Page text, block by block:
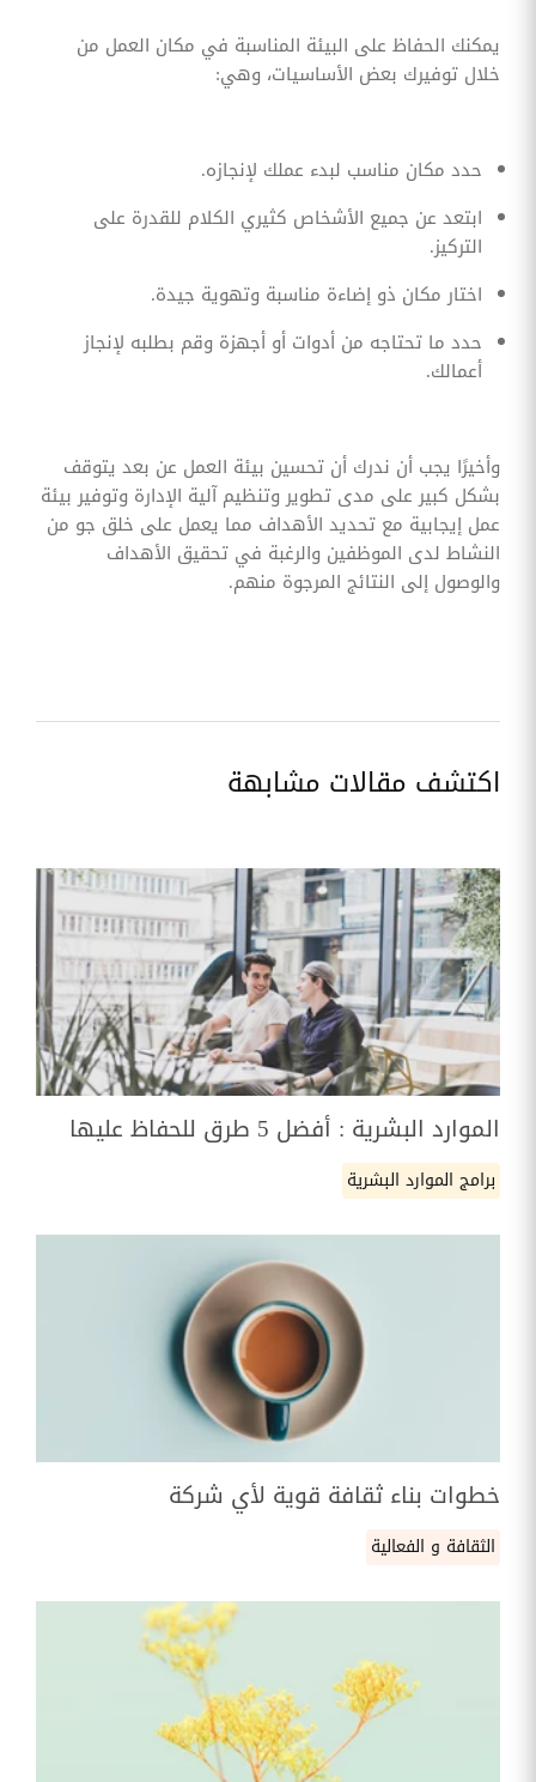
يمكنك الحفاظ على البيئة المناسبة في مكان العمل من
خلال توفيرك بعض الأساسيات، وهي:
حدد مكان مناسب لبدء عملك لإنجازه.
ابتعد عن جميع الأشخاص كثيري الكلام للقدرة على
التركيز.
اختار مكان ذو إضاءة مناسبة وتهوية جيدة.
حدد ما تحتاجه من أدوات أو أجهزة وقم بطلبه لإنجاز
أعمالك.
وأخيرًا يجب أن ندرك أن تحسين بيئة العمل عن بعد يتوقف
بشكل كبير على مدى تطوير وتنظيم آلية الإدارة وتوفير بيئة
عمل إيجابية مع تحديد الأهداف مما يعمل على خلق جو من
النشاط لدى الموظفين والرغبة في تحقيق الأهداف
والوصول إلى النتائج المرجوة منهم.
اكتشف مقالات مشابهة
الموارد البشرية : أفضل 5 طرق للحفاظ عليها
برامج الموارد البشرية
خطوات بناء ثقافة قوية لأي شركة
الثقافة و الفعالية